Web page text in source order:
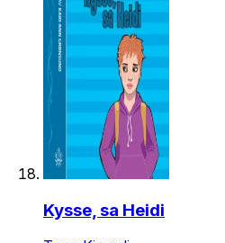
Kysse, sa Heidi